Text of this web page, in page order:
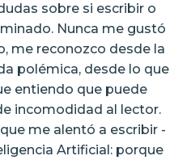
sobre si escribir o
Nunca me gustó
me reconozco desde la
polémica, desde lo que
entiendo que puede
incomodidad al lector.
me alentó a escribir -
Artificial: porque